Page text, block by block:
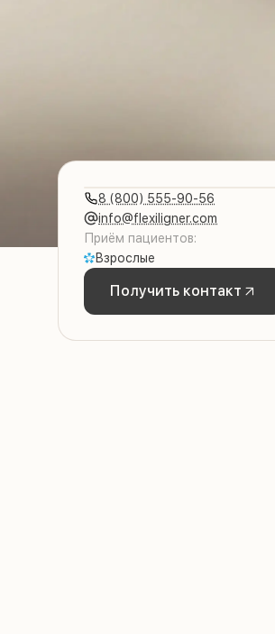
8 (800) 555-90-56
info@flexiligner.com
Приём пациентов:
Взрослые
Получить контакт